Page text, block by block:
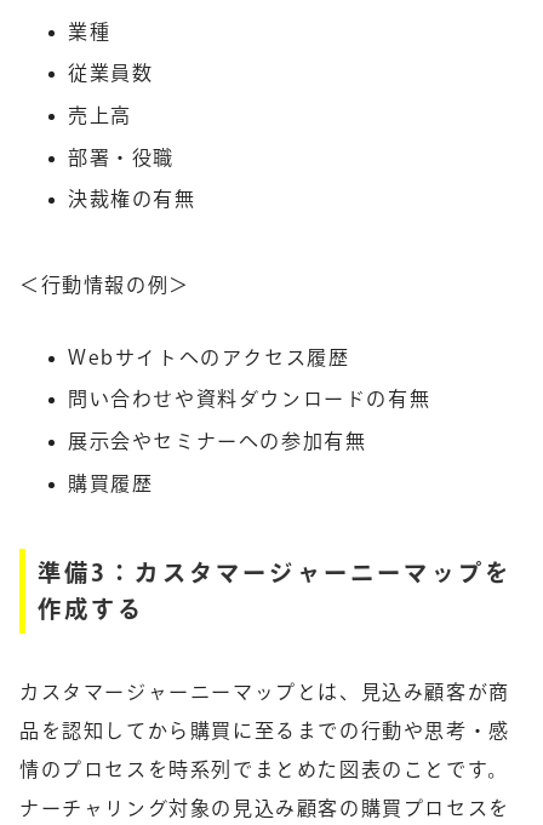
業種
従業員数
売上高
部署・役職
決裁権の有無
＜行動情報の例＞
Webサイトへのアクセス履歴
問い合わせや資料ダウンロードの有無
展示会やセミナーへの参加有無
購買履歴
準備3：カスタマージャーニーマップを
作成する
カスタマージャーニーマップとは、見込み顧客が商
品を認知してから購買に至るまでの行動や思考・感
情のプロセスを時系列でまとめた図表のことです。
ナーチャリング対象の見込み顧客の購買プロセスを